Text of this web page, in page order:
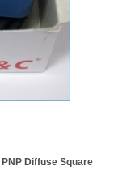
Diffuse Square